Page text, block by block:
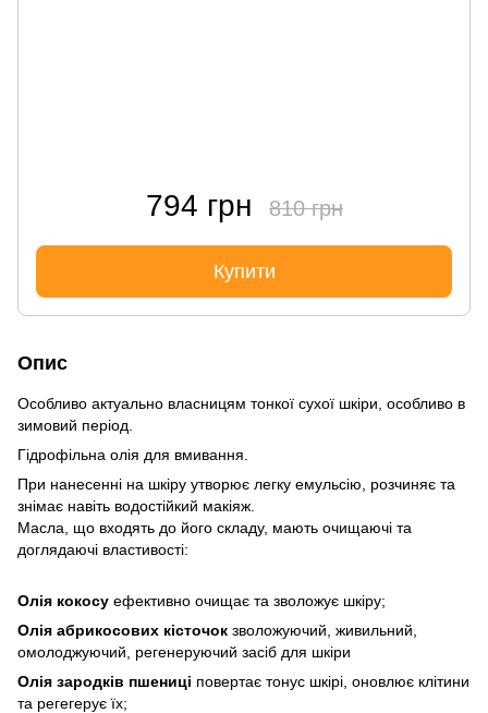
794 грн 810 грн
Купити
Опис
Особливо актуально власницям тонкої сухої шкіри, особливо в
зимовий період.
Гідрофільна олія для вмивання.
При нанесенні на шкіру утворює легку емульсію, розчиняє та
знімає навіть водостійкий макіяж.
Масла, що входять до його складу, мають очищаючі та
доглядаючі властивості:
Олія кокосу ефективно очищає та зволожує шкіру;
Олія абрикосових кісточок зволожуючий, живильний,
омолоджуючий, регенеруючий засіб для шкіри
Олія зародків пшениці повертає тонус шкірі, оновлює клітини
та регегерує їх;